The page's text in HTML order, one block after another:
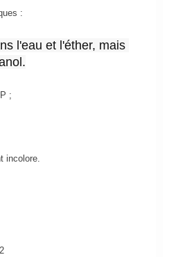
:
l'eau et l'éther, mais
P ;
incolore.